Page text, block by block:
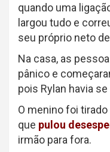
quando uma
largou tudo e
seu próprio neto
Na casa, as
pânico e
pois Rylan havia se
O menino foi
que pulou
irmão para fora.